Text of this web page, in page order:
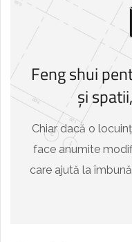
Feng shui
și
Chiar dacă o
face anumite
care ajută la